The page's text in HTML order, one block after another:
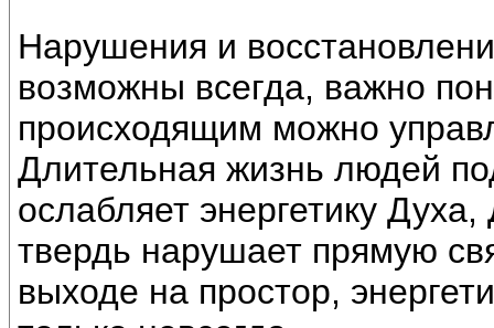
Нарушения и
возможны всегда, важно
происходящим можно
Длительная жизнь людей
ослабляет энергетику
твердь нарушает прямую
выходе на простор,